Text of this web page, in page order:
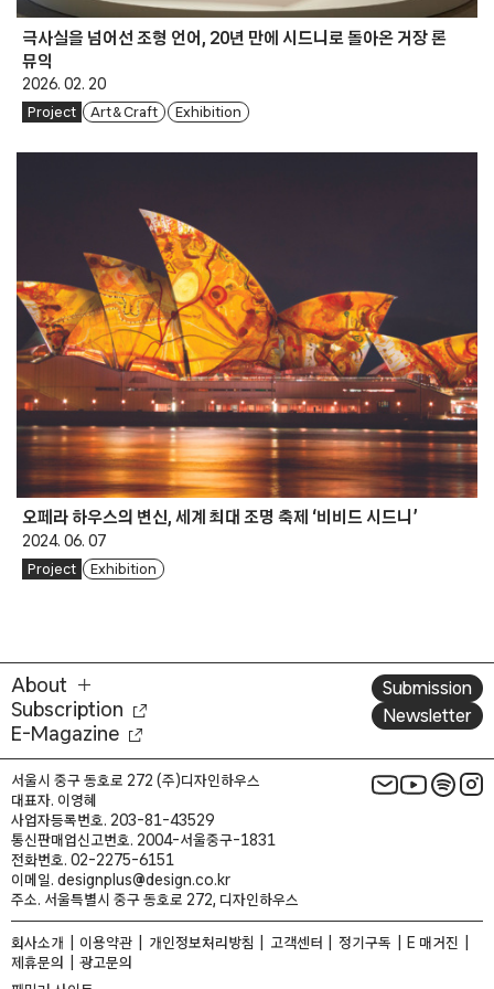
극사실을 넘어선 조형 언어, 20년 만에 시드니로 돌아온 거장 론
뮤익
2026. 02. 20
Project Art & Craft Exhibition
오페라 하우스의 변신, 세계 최대 조명 축제 ‘비비드 시드니’
2024. 06. 07
Project Exhibition
About
Subscription
E-Magazine
Submission
Newsletter
서울시 중구 동호로 272 (주)디자인하우스
대표자. 이영혜
사업자등록번호. 203-81-43529
통신판매업신고번호. 2004-서울중구-1831
전화번호. 02-2275-6151
이메일. designplus@design.co.kr
주소. 서울특별시 중구 동호로 272, 디자인하우스
회사소개 이용약관 개인정보처리방침 고객센터 정기구독
E 매거진
제휴문의
광고문의